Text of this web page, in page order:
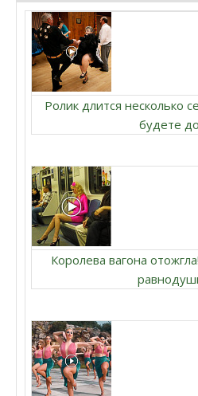
Ролик длится несколько
будете
Королева вагона